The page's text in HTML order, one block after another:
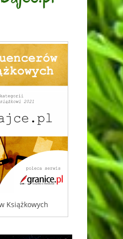
Książkowych